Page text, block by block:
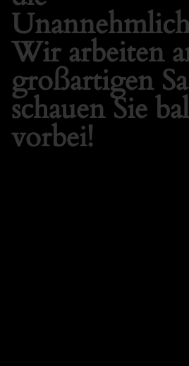
Wir arbeiten
großartigen
schauen Sie
vorbei!